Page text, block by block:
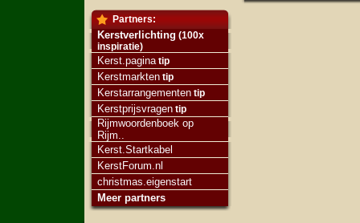
Partners:
Kerstverlichting (100x
inspiratie)
Kerst.pagina tip
Kerstmarkten tip
Kerstarrangementen tip
Kerstprijsvragen tip
Rijmwoordenboek op
Rijm..
Kerst.Startkabel
KerstForum.nl
christmas.eigenstart
Meer partners